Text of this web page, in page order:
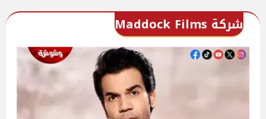
شركة Maddock Films